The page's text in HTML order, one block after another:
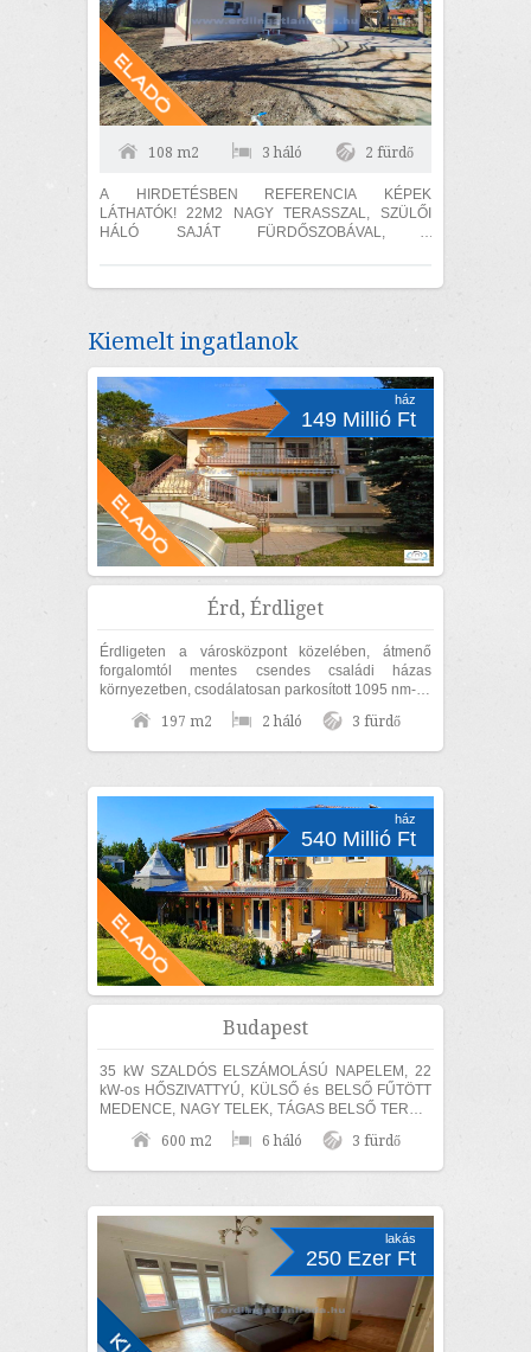
108 m2 3 háló 2 fürdő
A HIRDETÉSBEN REFERENCIA KÉPEK
LÁTHATÓK! 22M2 NAGY TERASSZAL, SZÜLŐI
HÁLÓ SAJÁT FÜRDŐSZOBÁVAL, 3
CSALÁDI HÁZ, PRÉMIUM KIVITELEZÉSSEL
ELADÓ!...
Kiemelt ingatlanok
ház
149 Millió Ft
Érd, Érdliget
Érdligeten a városközpont közelében, átmenő
forgalomtól mentes csendes családi házas
környezetben, csodálatosan parkosított 1095 nm-es
díszkertben, nettó 170nm lakóterületű családi...
197 m2 2 háló 3 fürdő
ház
540 Millió Ft
Budapest
35 kW SZALDÓS ELSZÁMOLÁSÚ NAPELEM, 22
kW-os HŐSZIVATTYÚ, KÜLSŐ és BELSŐ FŰTÖTT
MEDENCE, NAGY TELEK, TÁGAS BELSŐ TEREK,
SZÁMOS EXTRÁVAL és akár TELJES
BÚTORZATTAL és beépített...
600 m2 6 háló 3 fürdő
lakás
250 Ezer Ft